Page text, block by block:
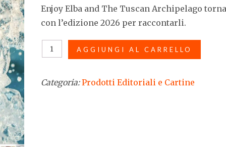
Enjoy Elba and The Tuscan Archipelago torna
con l’edizione 2026 per raccontarli.
Magazine
Enjoy
&
AGGIUNGI AL CARRELLO
Categoria:Prodotti Editoriali e Cartine